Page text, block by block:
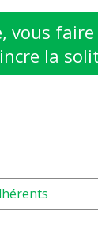
vous
la